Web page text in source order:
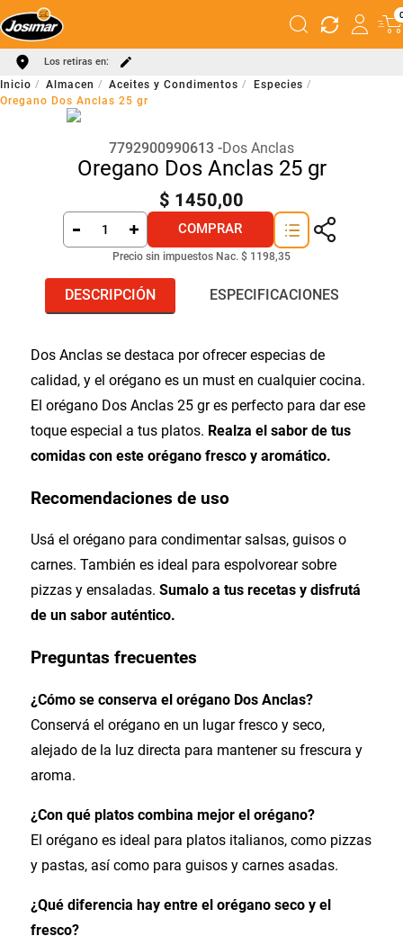
Los retiras en:
Almacen Aceites y Condimentos
Especies
Oregano Dos Anclas 25 gr
7792900990613 Dos Anclas
Oregano Dos Anclas 25 gr
$ 1450,00
COMPRAR
Precio sin impuestos Nac. $ 1198,35
DESCRIPCIÓN ESPECIFICACIONES
Dos Anclas se destaca por ofrecer especias de
calidad, y el orégano es un must en cualquier cocina.
El orégano Dos Anclas 25 gr es perfecto para dar ese
toque especial a tus platos. Realza el sabor de tus
comidas con este orégano fresco y aromático.
Recomendaciones de uso
Usá el orégano para condimentar salsas, guisos o
carnes. También es ideal para espolvorear sobre
pizzas y ensaladas. Sumalo a tus recetas y disfrutá
de un sabor auténtico.
Preguntas frecuentes
¿Cómo se conserva el orégano Dos Anclas?
Conservá el orégano en un lugar fresco y seco,
alejado de la luz directa para mantener su frescura y
aroma.
¿Con qué platos combina mejor el orégano?
El orégano es ideal para platos italianos, como pizzas
y pastas, así como para guisos y carnes asadas.
¿Qué diferencia hay entre el orégano seco y el
fresco?